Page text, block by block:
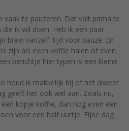
vaak te pauzeren. Dat valt prima te
ik wil doen. Heb ik een paar
brein vanzelf: tijd voor pauze. En
zijn als even koffie halen of even
berichtje hier typen is een kleine
houd ik makkelijk bij of het alweer
geeft het ook wel aan. Zoals nu,
kopje koffie, dan nog even een
voor een half uurtje. Fijne dag